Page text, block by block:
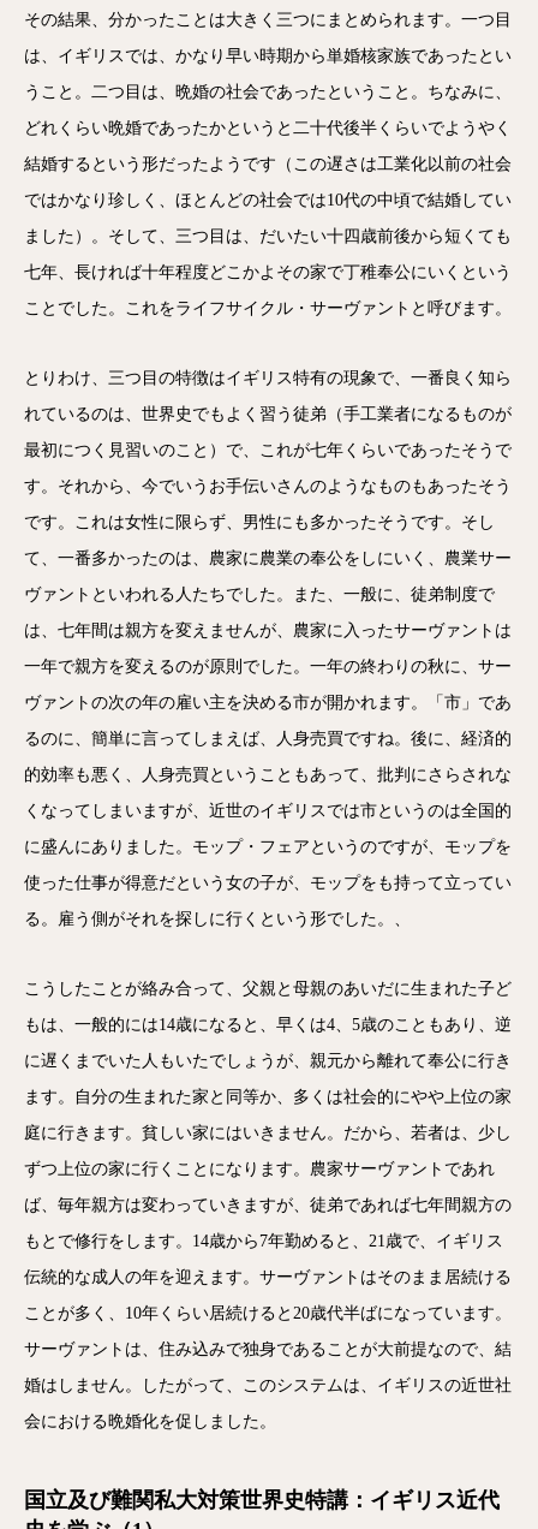
その結果、分かったことは大きく三つにまとめられます。一つ目
は、イギリスでは、かなり早い時期から単婚核家族であったとい
うこと。二つ目は、晩婚の社会であったということ。ちなみに、
どれくらい晩婚であったかというと二十代後半くらいでようやく
結婚するという形だったようです（この遅さは工業化以前の社会
ではかなり珍しく、ほとんどの社会では10代の中頃で結婚してい
ました）。そして、三つ目は、だいたい十四歳前後から短くても
七年、長ければ十年程度どこかよその家で丁稚奉公にいくという
ことでした。これをライフサイクル・サーヴァントと呼びます。
とりわけ、三つ目の特徴はイギリス特有の現象で、一番良く知ら
れているのは、世界史でもよく習う徒弟（手工業者になるものが
最初につく見習いのこと）で、これが七年くらいであったそうで
す。それから、今でいうお手伝いさんのようなものもあったそう
です。これは女性に限らず、男性にも多かったそうです。そし
て、一番多かったのは、農家に農業の奉公をしにいく、農業サー
ヴァントといわれる人たちでした。また、一般に、徒弟制度で
は、七年間は親方を変えませんが、農家に入ったサーヴァントは
一年で親方を変えるのが原則でした。一年の終わりの秋に、サー
ヴァントの次の年の雇い主を決める市が開かれます。「市」であ
るのに、簡単に言ってしまえば、人身売買ですね。後に、経済的
的効率も悪く、人身売買ということもあって、批判にさらされな
くなってしまいますが、近世のイギリスでは市というのは全国的
に盛んにありました。モップ・フェアというのですが、モップを
使った仕事が得意だという女の子が、モップをも持って立ってい
る。雇う側がそれを探しに行くという形でした。、
こうしたことが絡み合って、父親と母親のあいだに生まれた子ど
もは、一般的には14歳になると、早くは4、5歳のこともあり、逆
に遅くまでいた人もいたでしょうが、親元から離れて奉公に行き
ます。自分の生まれた家と同等か、多くは社会的にやや上位の家
庭に行きます。貧しい家にはいきません。だから、若者は、少し
ずつ上位の家に行くことになります。農家サーヴァントであれ
ば、毎年親方は変わっていきますが、徒弟であれば七年間親方の
もとで修行をします。14歳から7年勤めると、21歳で、イギリス
伝統的な成人の年を迎えます。サーヴァントはそのまま居続ける
ことが多く、10年くらい居続けると20歳代半ばになっています。
サーヴァントは、住み込みで独身であることが大前提なので、結
婚はしません。したがって、このシステムは、イギリスの近世社
会における晩婚化を促しました。
国立及び難関私大対策世界史特講：イギリス近代